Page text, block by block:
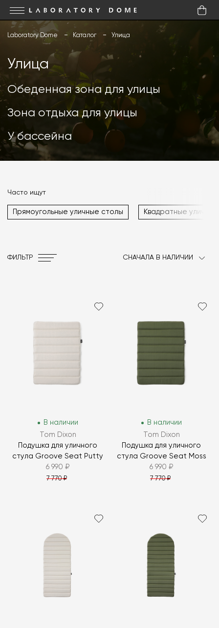
Laboratory Dome Каталог Улица
Улица
Обеденная зона для улицы
Зона отдыха для улицы
У бассейна
Часто ищут
Прямоугольные уличные столы Квадратные
ФИЛЬТР СНАЧАЛА В НАЛИЧИИ
В наличии
Tom Dixon
Подушка для уличного
стула Groove Seat Putty
6 990 ₽
7 770 ₽
В наличии
Tom Dixon
Подушка для уличного
стула Groove Seat Moss
6 990 ₽
7 770 ₽